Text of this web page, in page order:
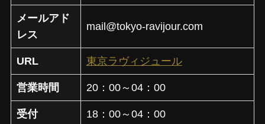
メールアド
レス
mail@tokyo-ravijour.com
URL 東京ラヴィジュール
営業時間 20：00～04：00
受付 18：00～04：00